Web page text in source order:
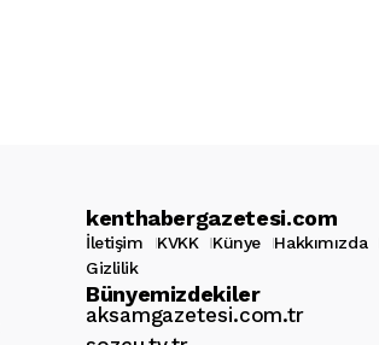
kenthabergazetesi.com
İletişim KVKK Künye Hakkımızda
Gizlilik
Bünyemizdekiler
aksamgazetesi.com.tr